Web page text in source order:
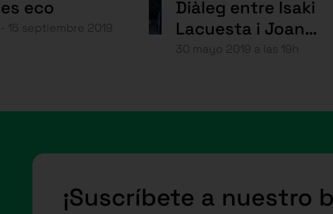
eco
15 septiembre 2019
Diàleg entre Isaki
Lacuesta i Joan
Fontcuberta
30 mayo 2019 a las 19h
¡Suscríbete a nuestro